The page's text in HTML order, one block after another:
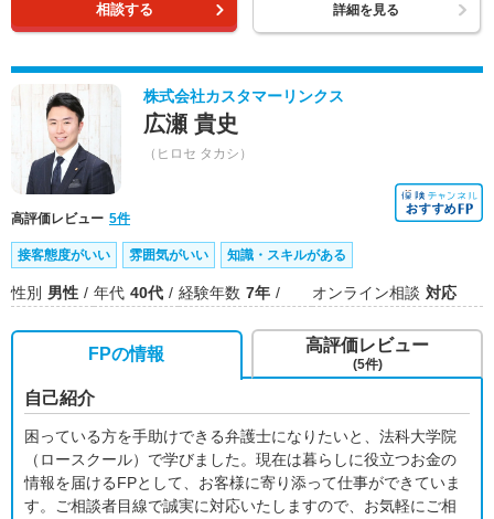
相談する 詳細を見る
株式会社カスタマーリンクス
広瀬 貴史
（ヒロセ タカシ）
高評価レビュー 5件
接客態度がいい 雰囲気がいい 知識・スキルがある
性別 男性 年代 40代 経験年数 7年 オンライン相談 対応
FPの情報
自己紹介
困っている方を手助けできる弁護士になりたいと、法科大学院
（ロースクール）で学びました。現在は暮らしに役立つお金の
情報を届けるFPとして、お客様に寄り添って仕事ができていま
す。ご相談者目線で誠実に対応いたしますので、お気軽にご相
高評価レビュー
(5件)